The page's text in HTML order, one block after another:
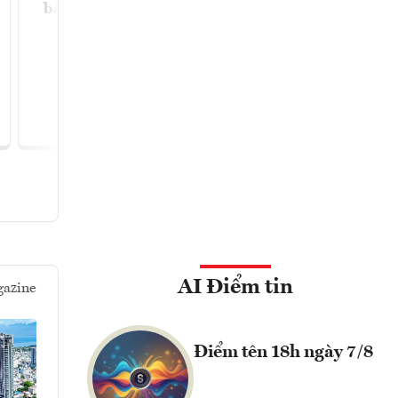
bán 25 triệu cổ phiếu riêng
AI Điểm tin
Điểm tên 18h ngày 7/8